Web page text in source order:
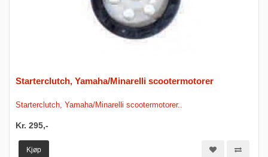
Starterclutch, Yamaha/Minarelli scootermotorer
Starterclutch, Yamaha/Minarelli scootermotorer..
Kr. 295,-
Kjøp